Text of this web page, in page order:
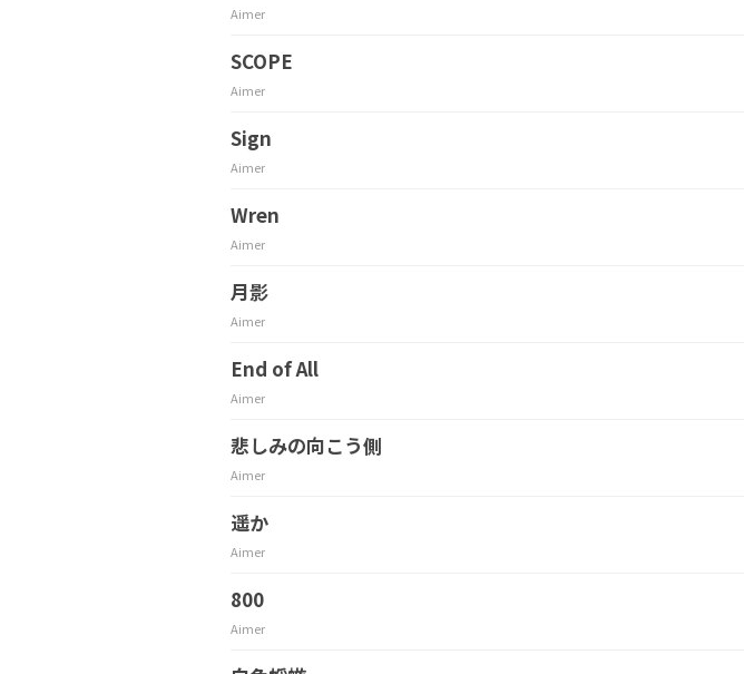
Aimer
SCOPE
Aimer
Sign
Aimer
Wren
Aimer
月影
Aimer
End of All
Aimer
悲しみの向こう側
Aimer
遥か
Aimer
800
Aimer